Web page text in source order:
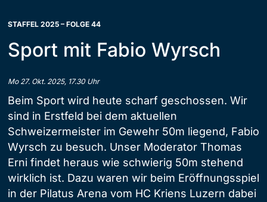
STAFFEL 2025 – FOLGE 44
Sport mit Fabio Wyrsch
Mo 27. Okt. 2025, 17.30 Uhr
Beim Sport wird heute scharf geschossen. Wir
sind in Erstfeld bei dem aktuellen
Schweizermeister im Gewehr 50m liegend, Fabio
Wyrsch zu besuch. Unser Moderator Thomas
Erni findet heraus wie schwierig 50m stehend
wirklich ist. Dazu waren wir beim Eröffnungsspiel
in der Pilatus Arena vom HC Kriens Luzern dabei